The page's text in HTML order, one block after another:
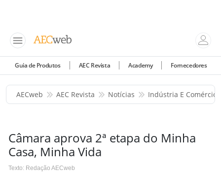
Guia de Produtos AEC Revista Academy Fornecedores
AECweb AEC Revista Notícias Indústria E Comércio
Câmara aprova 2ª etapa do Minha
Casa, Minha Vida
Texto: Redação AECweb